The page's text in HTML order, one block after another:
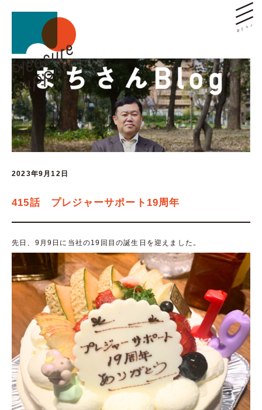
2023年9月12日
415話 プレジャーサポート19周年
先日、9月9日に当社の19回目の誕生日を迎えました。